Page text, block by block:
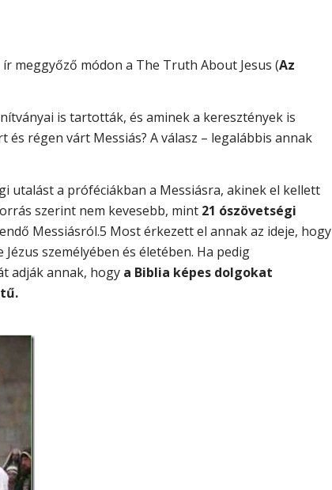
meggyőző módon a The Truth About Jesus (Az
is tartották, és aminek a keresztények is
régen várt Messiás? A válasz – legalábbis annak
utalást a próféciákban a Messiásra, akinek el kellett
szerint nem kevesebb, mint 21 ószövetségi
Messiásról.5 Most érkezett el annak az ideje, hogy
személyében és életében. Ha pedig
adják annak, hogy a Biblia képes dolgokat